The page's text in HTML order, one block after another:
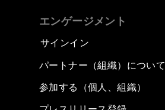
エンゲージメント
サインイン
パートナー（組織）について
参加する（個人、組織）